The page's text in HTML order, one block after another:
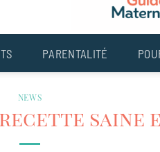
PARENTALITÉ
NEWS
saine